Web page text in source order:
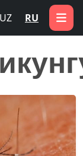
UZ RU